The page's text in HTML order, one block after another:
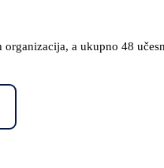
a ukupno 48